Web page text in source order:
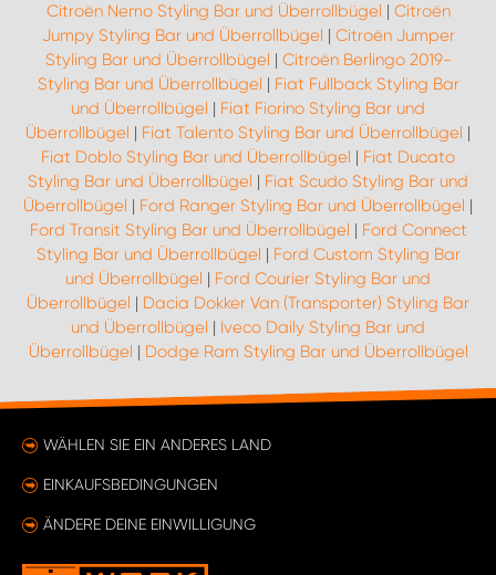
Citroën Nemo Styling Bar und Überrollbügel | Citroën
Jumpy Styling Bar und Überrollbügel | Citroën Jumper
Styling Bar und Überrollbügel | Citroën Berlingo 2019-
Styling Bar und Überrollbügel | Fiat Fullback Styling Bar
und Überrollbügel | Fiat Fiorino Styling Bar und
Überrollbügel | Fiat Talento Styling Bar und Überrollbügel |
Fiat Doblo Styling Bar und Überrollbügel | Fiat Ducato
Styling Bar und Überrollbügel | Fiat Scudo Styling Bar und
Überrollbügel | Ford Ranger Styling Bar und Überrollbügel |
Ford Transit Styling Bar und Überrollbügel | Ford Connect
Styling Bar und Überrollbügel | Ford Custom Styling Bar
und Überrollbügel | Ford Courier Styling Bar und
Überrollbügel | Dacia Dokker Van (Transporter) Styling Bar
und Überrollbügel | Iveco Daily Styling Bar und
Überrollbügel | Dodge Ram Styling Bar und Überrollbügel
WÄHLEN SIE EIN ANDERES LAND
EINKAUFSBEDINGUNGEN
ÄNDERE DEINE EINWILLIGUNG